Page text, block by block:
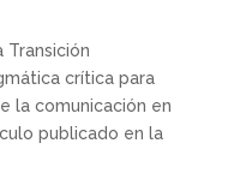
Transición
crítica para
la comunicación en
publicado en la